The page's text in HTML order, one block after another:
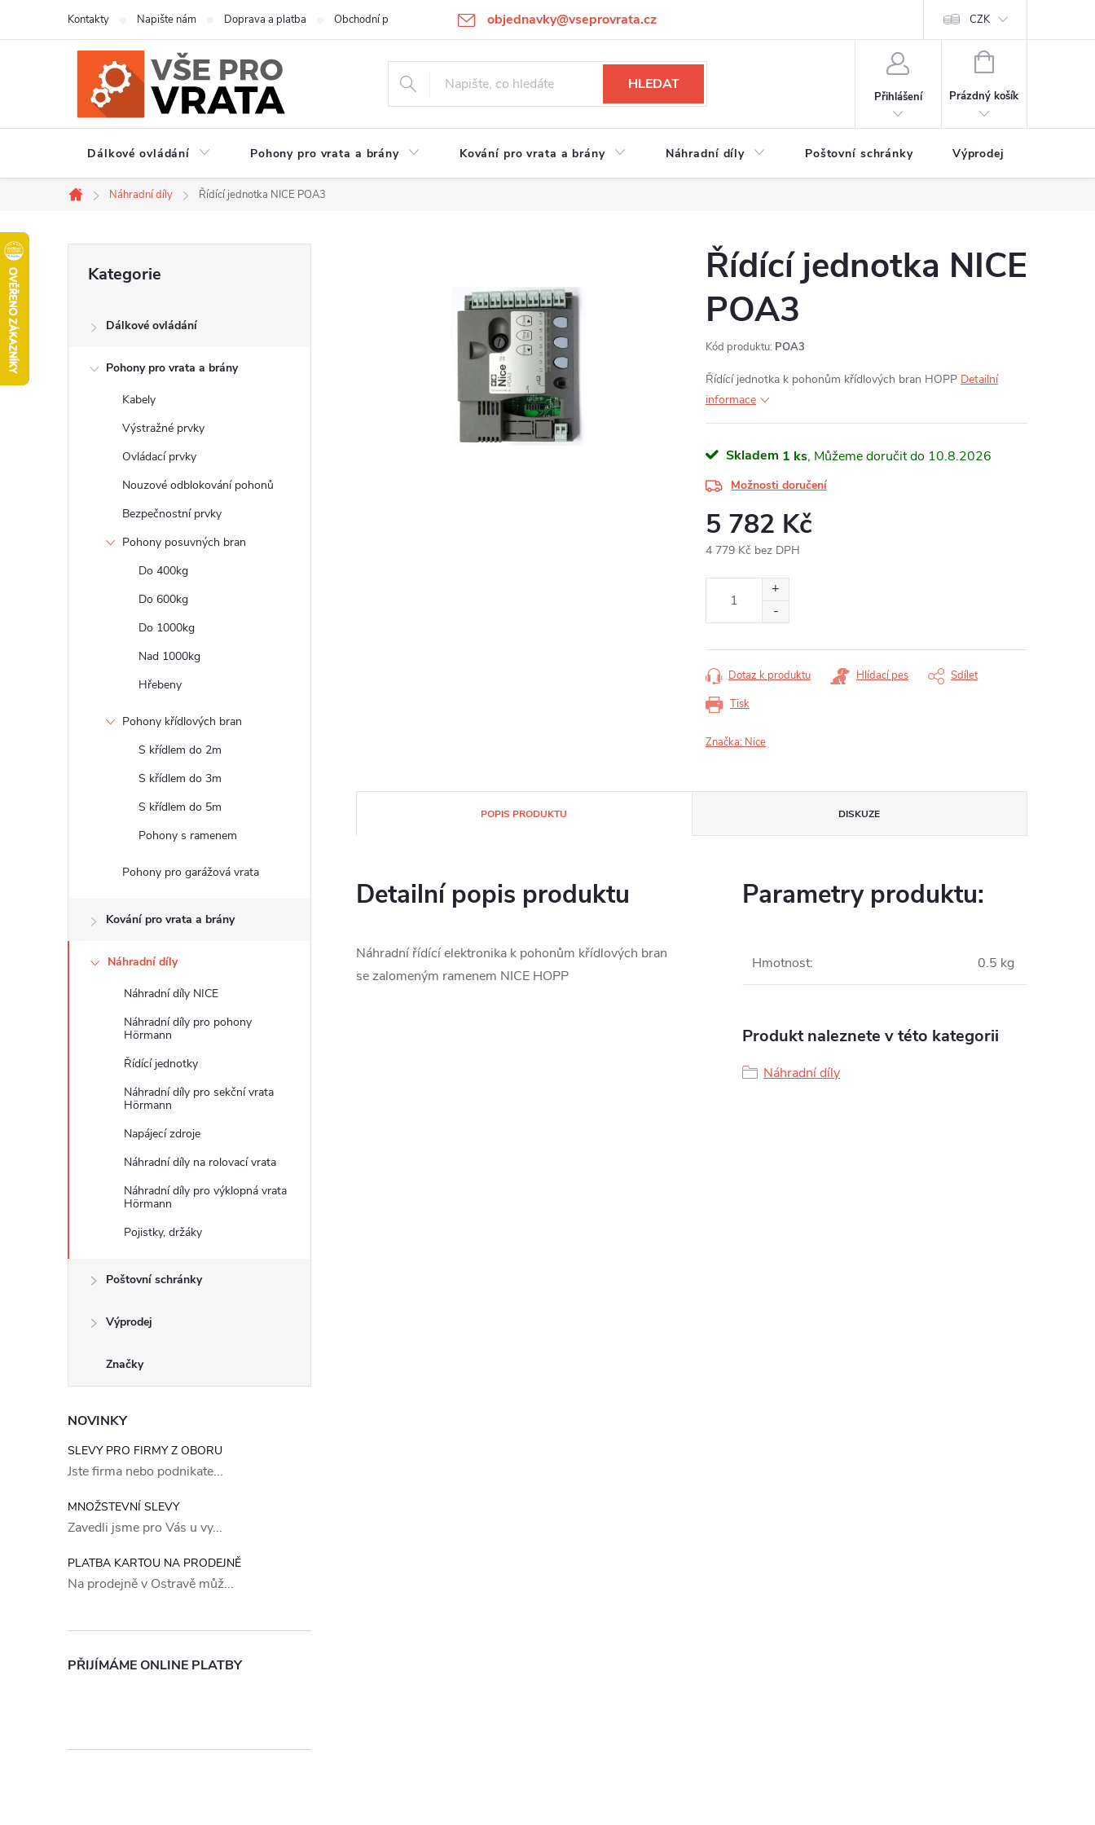
objednavky@vseprovrata.cz
Kontakty Napište nám Doprava a platba Obchodní podmínky Ochrana osobních údajů Novinky CZK
HLEDAT
Přihlášení
NÁKUPNÍ
Prázdný košík
Dálkové ovládání Pohony pro vrata a brány Kování pro vrata a brány Náhradní díly Poštovní schránky Výprodej
Domů
Náhradní díly Řídící jednotka NICE POA3
kategorie
Kategorie
Dálkové ovládání
Pohony pro vrata a brány
Kabely
Výstražné prvky
Ovládací prvky
Nouzové odblokování pohonů
Bezpečnostní prvky
Pohony posuvných bran
Do 400kg
Do 600kg
Do 1000kg
Nad 1000kg
Hřebeny
Pohony křídlových bran
S křídlem do 2m
S křídlem do 3m
S křídlem do 5m
Pohony s ramenem
Pohony pro garážová vrata
Kování pro vrata a brány
Náhradní díly
Náhradní díly NICE
Náhradní díly pro pohony
Hörmann
Řídící jednotky
Náhradní díly pro sekční vrata
Hörmann
Napájecí zdroje
Náhradní díly na rolovací vrata
Náhradní díly pro výklopná vrata
Hörmann
Pojistky, držáky
Poštovní schránky
Výprodej
Značky
NOVINKY
SLEVY PRO FIRMY Z OBORU
Jste firma nebo podnikate...
MNOŽSTEVNÍ SLEVY
Zavedli jsme pro Vás u vy...
PLATBA KARTOU NA PRODEJNĚ
Na prodejně v Ostravě můž...
PŘIJÍMÁME ONLINE PLATBY
Řídící jednotka NICE
POA3
Kód produktu: POA3
Řídící jednotka k pohonům křídlových bran HOPP Detailní
informace
Skladem 1 ks 10.8.2026
Možnosti doručení
5 782 Kč
4 779 Kč bez DPH
Tisk
Dotaz k produktu Hlídací pes Sdílet
Značka: Nice
POPIS PRODUKTU DISKUZE
Detailní popis produktu
Náhradní řídící elektronika k pohonům křídlových bran
se zalomeným ramenem NICE HOPP
Parametry produktu:
Hmotnost: 0.5 kg
Produkt naleznete v této kategorii
Náhradní díly